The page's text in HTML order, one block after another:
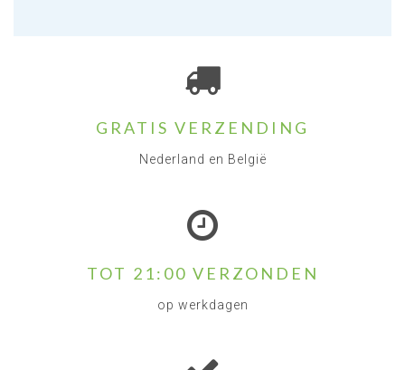
GRATIS VERZENDING
Nederland en België
TOT 21:00 VERZONDEN
op werkdagen